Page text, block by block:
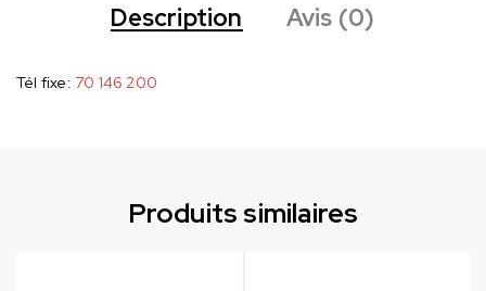
Description Avis (0)
Tél fixe: 70 146 200
Produits similaires